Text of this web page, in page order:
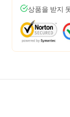
상품을 받지